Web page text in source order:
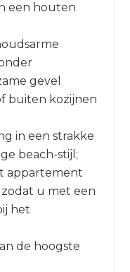
een houten
gevel
buiten kozijnen
in een strakke
beach-stijl;
appartement
u met een
het
de hoogste